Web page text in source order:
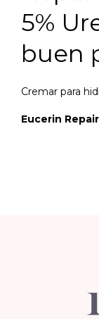
5%
buen
Cremar para
Eucerin